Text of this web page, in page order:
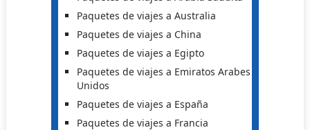
Paquetes de viajes a Australia
Paquetes de viajes a China
Paquetes de viajes a Egipto
Paquetes de viajes a Emiratos Arabes
Unidos
Paquetes de viajes a España
Paquetes de viajes a Francia